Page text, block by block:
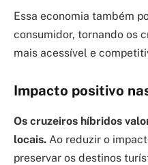
Essa economia também
consumidor, tornando os
mais acessível e
Impacto positivo
Os cruzeiros híbridos
locais. Ao reduzir o
preservar os destinos